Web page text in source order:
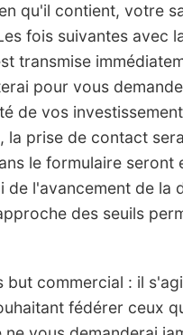
qu'il contient, votre
fois suivantes avec
transmise
pour vous
de vos
la prise de contact
le formulaire seront
de l'avancement de la
des seuils
but commercial : il
fédérer ceux